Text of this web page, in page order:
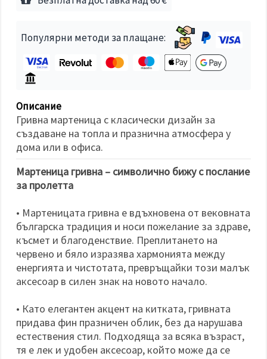
и кликнеш
"Запази"
всички
Настройки
на
бисквитките
Популярни методи за плащане:
Описание
Гривна мартеница с класически дизайн за
създаване на топла и празнична атмосфера у
дома или в офиса.
Мартеница гривна – символично бижу с послание
за пролетта
• Мартеницата гривна е вдъхновена от вековната
българска традиция и носи пожелание за здраве,
късмет и благоденствие. Преплитането на
червено и бяло изразява хармонията между
енергията и чистотата, превръщайки този малък
аксесоар в силен знак на новото начало.
• Като елегантен акцент на китката, гривната
придава фин празничен облик, без да нарушава
естествения стил. Подходяща за всяка възраст,
тя е лек и удобен аксесоар, който може да се